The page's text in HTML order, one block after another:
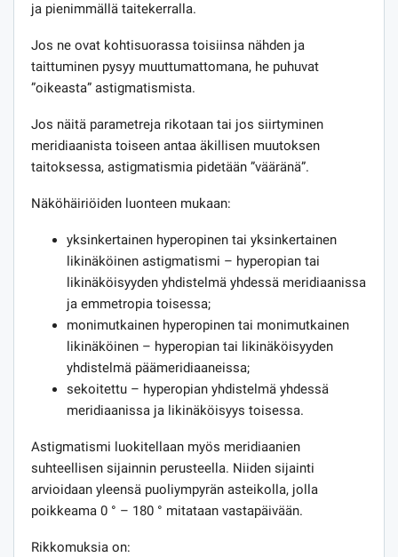
ja pienimmällä taitekerralla.
Jos ne ovat kohtisuorassa toisiinsa nähden ja
taittuminen pysyy muuttumattomana, he puhuvat
”oikeasta” astigmatismista.
Jos näitä parametreja rikotaan tai jos siirtyminen
meridiaanista toiseen antaa äkillisen muutoksen
taitoksessa, astigmatismia pidetään ”vääränä”.
Näköhäiriöiden luonteen mukaan:
yksinkertainen hyperopinen tai yksinkertainen
likinäköinen astigmatismi – hyperopian tai
likinäköisyyden yhdistelmä yhdessä meridiaanissa
ja emmetropia toisessa;
monimutkainen hyperopinen tai monimutkainen
likinäköinen – hyperopian tai likinäköisyyden
yhdistelmä päämeridiaaneissa;
sekoitettu – hyperopian yhdistelmä yhdessä
meridiaanissa ja likinäköisyys toisessa.
Astigmatismi luokitellaan myös meridiaanien
suhteellisen sijainnin perusteella. Niiden sijainti
arvioidaan yleensä puoliympyrän asteikolla, jolla
poikkeama 0 ° – 180 ° mitataan vastapäivään.
Rikkomuksia on: